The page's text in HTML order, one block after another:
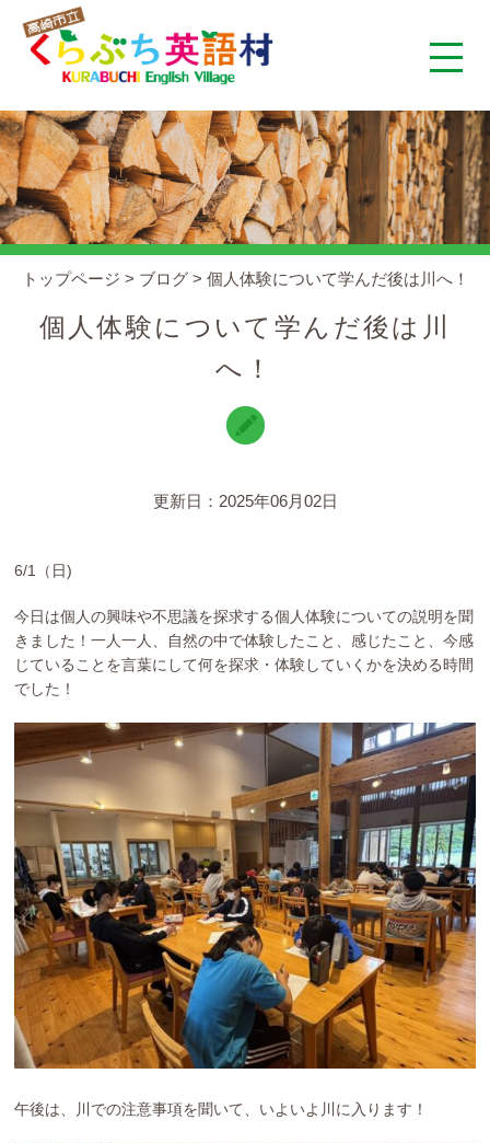
くらぶち英語村とは
コンセプト
アクセス
YouTubeチャンネル
通年コース
週末コース
短期コース
留学コースのご案内
通年コース
週末コース
短期コース
参加者の声
トップページ > ブログ> 個人体験について学んだ後は川へ！
個人体験について学んだ後は川
へ！
更新日：2025年06月02日
6/1（日)
今日は個人の興味や不思議を探求する個人体験についての説明を聞
きました！一人一人、自然の中で体験したこと、感じたこと、今感
じていることを言葉にして何を探求・体験していくかを決める時間
でした！
午後は、川での注意事項を聞いて、いよいよ川に入ります！